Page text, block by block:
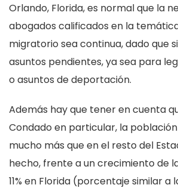
Orlando, Florida, es normal que la
abogados calificados en la
migratorio sea continua, dado que
asuntos pendientes, ya sea para
o asuntos de deportación.
Además hay que tener en cuenta
Condado en particular, la
mucho más que en el resto del
hecho, frente a un crecimiento de
11% en Florida (porcentaje similar a